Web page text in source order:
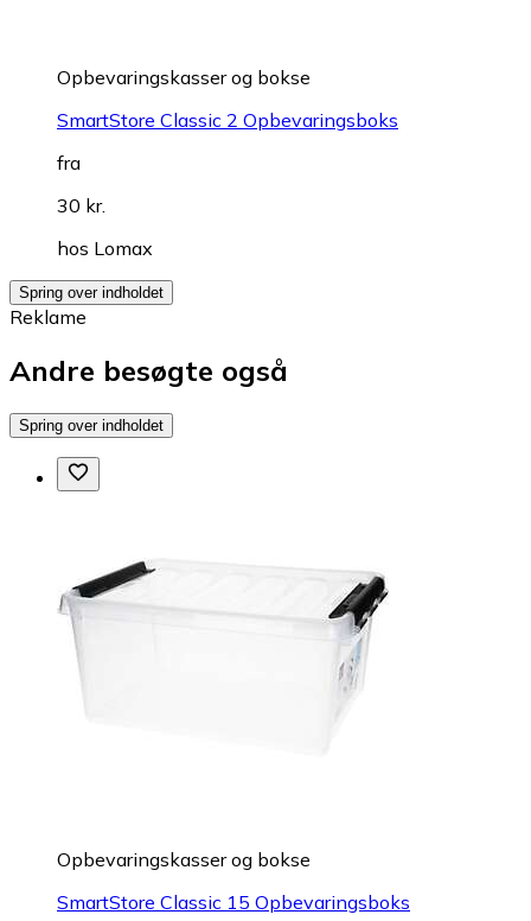
Opbevaringskasser og bokse
SmartStore Classic 2 Opbevaringsboks
fra
30 kr.
hos Lomax
Spring over indholdet
Reklame
Andre besøgte også
Spring over indholdet
Opbevaringskasser og bokse
SmartStore Classic 15 Opbevaringsboks